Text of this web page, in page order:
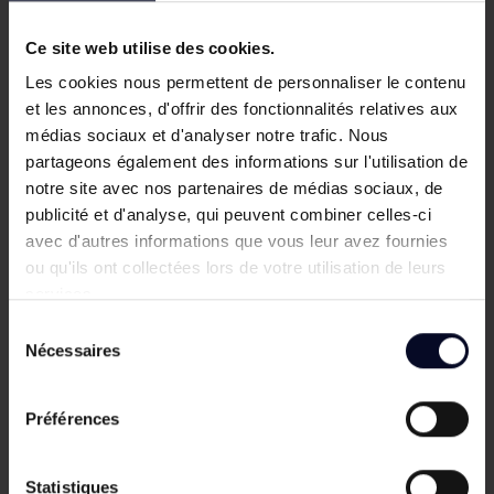
Ce site web utilise des cookies.
Les cookies nous permettent de personnaliser le contenu
et les annonces, d'offrir des fonctionnalités relatives aux
médias sociaux et d'analyser notre trafic. Nous
partageons également des informations sur l'utilisation de
notre site avec nos partenaires de médias sociaux, de
publicité et d'analyse, qui peuvent combiner celles-ci
avec d'autres informations que vous leur avez fournies
ou qu'ils ont collectées lors de votre utilisation de leurs
Nécessaires
Préférences
Statistiques
Pour un meilleur maintien, Majalo recommande
d’alterner le sens de tressage tous les deux fils
verticaux. Vous pouvez également personnaliser le
tressage pour donner un style unique à votre
clôture.
Une solution occultante
pratique et sans entretien
ne demande pas d’entretien particulier et permet
de profiter plus sereinement de votre extérieur.
À noter :
L’installation est déconseillée sur une clôture fixée